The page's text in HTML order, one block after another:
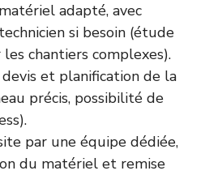
adapté, avec
si besoin (étude
chantiers complexes).
et planification de la
précis, possibilité de
par une équipe dédiée,
du matériel et remise